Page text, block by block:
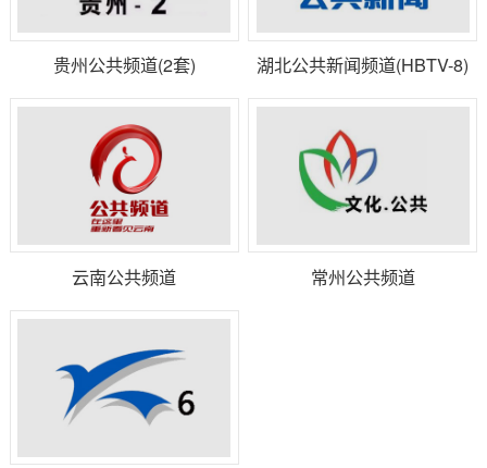
贵州公共频道(2套) 湖北公共新闻频道(HBTV-8)
云南公共频道 常州公共频道